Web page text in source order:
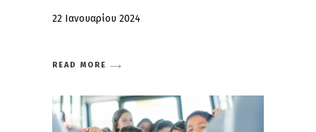
22 Ιανουαρίου 2024
READ MORE